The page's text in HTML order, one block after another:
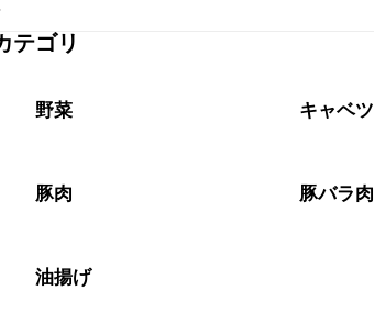
です。なるべくお早めにお召し上がりください。
テゴリ
野菜 キャベツ
豚肉 豚バラ肉
油揚げ